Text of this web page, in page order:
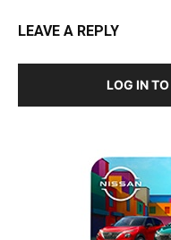
LEAVE A REPLY
LOG IN